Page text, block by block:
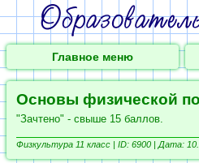
Главное меню
Основы физической
"Зачтено" - свыше 15 баллов.
Физкультура 11 класс | ID: 6900 | Дата: